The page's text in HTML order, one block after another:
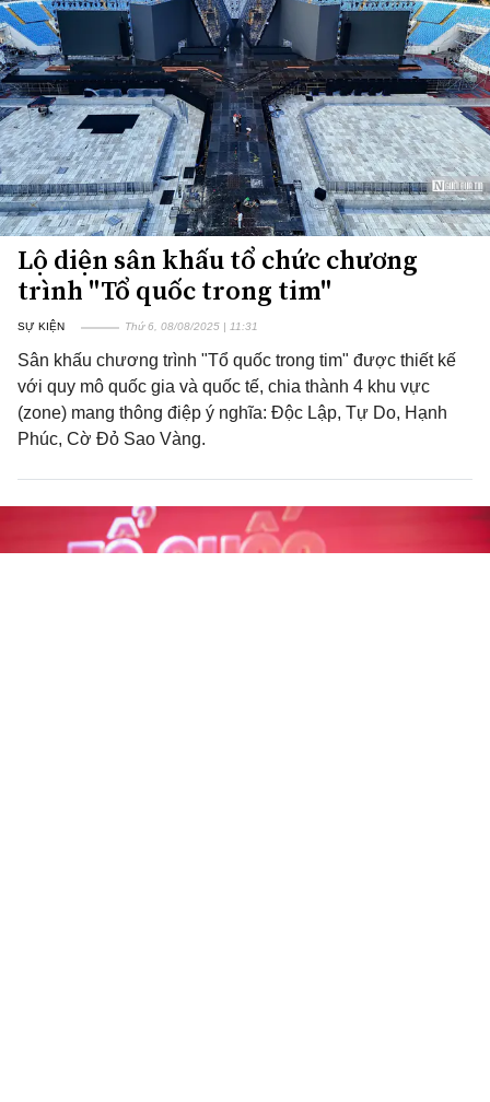
Lộ diện sân khấu tổ chức chương
trình "Tổ quốc trong tim"
SỰ KIỆN Thứ 6, 08/08/2025 | 11:31
Sân khấu chương trình "Tổ quốc trong tim" được thiết kế
với quy mô quốc gia và quốc tế, chia thành 4 khu vực
(zone) mang thông điệp ý nghĩa: Độc Lập, Tự Do, Hạnh
Phúc, Cờ Đỏ Sao Vàng.